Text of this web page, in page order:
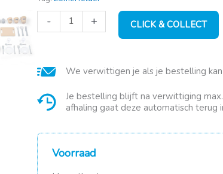
-
Smoby
Garden
buitenkeuken
+ CLICK & COLLECT
We verwittigen je als je bestelling
Je bestelling blijft na verwittiging
afhaling gaat deze automatisch terug
Voorraad